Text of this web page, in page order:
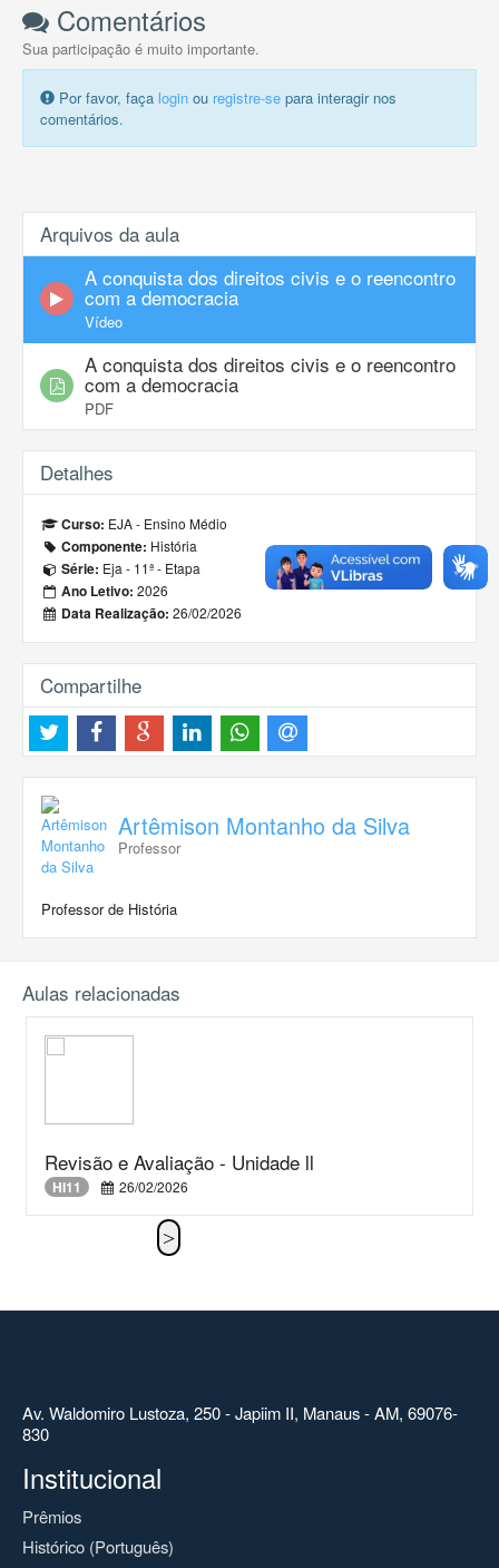
Comentários
Sua participação é muito importante.
Por favor, faça login ou registre-se para interagir nos
comentários.
Arquivos da aula
A conquista dos direitos civis e o reencontro
com a democracia
Vídeo
A conquista dos direitos civis e o reencontro
com a democracia
PDF
Detalhes
Curso: EJA - Ensino Médio
Componente: História
Série: Eja - 11ª - Etapa
Ano Letivo: 2026
Data Realização: 26/02/2026
Compartilhe
Artêmison Montanho da Silva
Professor
Professor de História
Aulas relacionadas
Revisão e Avaliação - Unidade ll
HI11 26/02/2026
Av. Waldomiro Lustoza, 250 - Japiim II, Manaus - AM, 69076-
830
Institucional
Prêmios
Histórico (Português)